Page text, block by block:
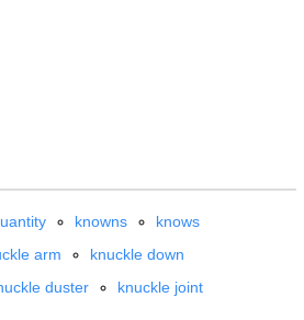
knowns
knows
arm
knuckle down
duster knuckle joint